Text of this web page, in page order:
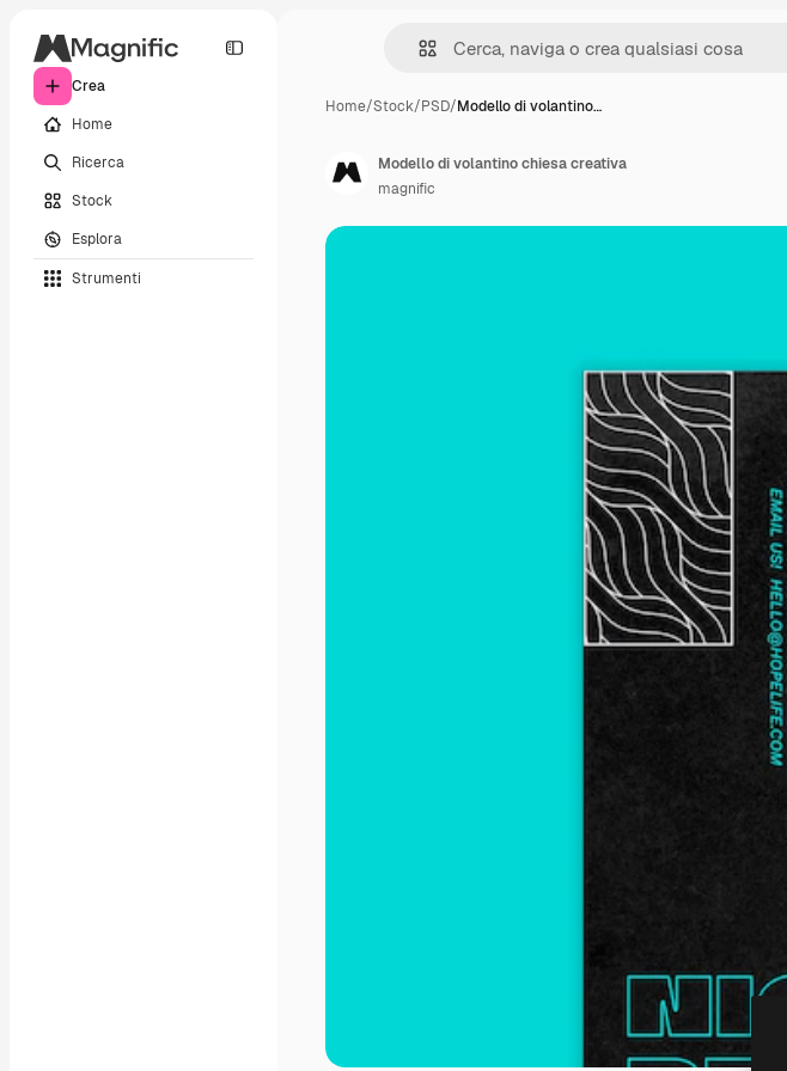
Crea
Home
Ricerca
Stock
Esplora
Strumenti
Home/Stock/PSD/Modello di volantino…
Modello di volantino chiesa creativa
magnific